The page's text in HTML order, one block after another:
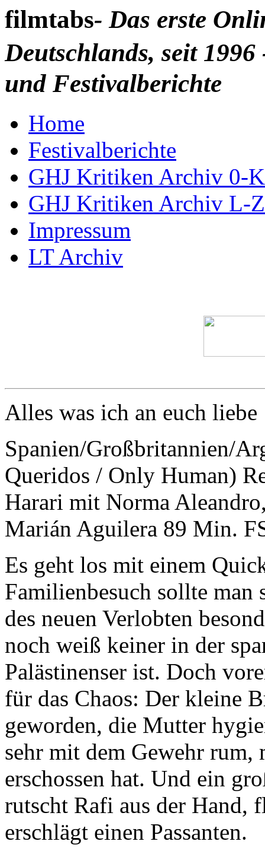
filmtabs- Das erste
Deutschlands, seit
und Festivalberichte
Home
Festivalberichte
GHJ Kritiken Archiv 0-K
GHJ Kritiken Archiv L-Z
Impressum
LT Archiv
Alles was ich an euch liebe
Spanien/Großbritannien/
Queridos / Only Human)
Harari mit Norma
Marián Aguilera 89 Min.
Es geht los mit einem
Familienbesuch sollte
des neuen Verlobten
noch weiß keiner in der
Palästinenser ist. Doch
für das Chaos: Der kleine
geworden, die Mutter
sehr mit dem Gewehr rum,
erschossen hat. Und ein
rutscht Rafi aus der Hand,
erschlägt einen Passanten.